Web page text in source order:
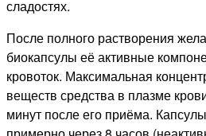
сладостях.
После полного растворения
биокапсулы её активные
кровоток. Максимальная
веществ средства в плазме
минут после его приёма.